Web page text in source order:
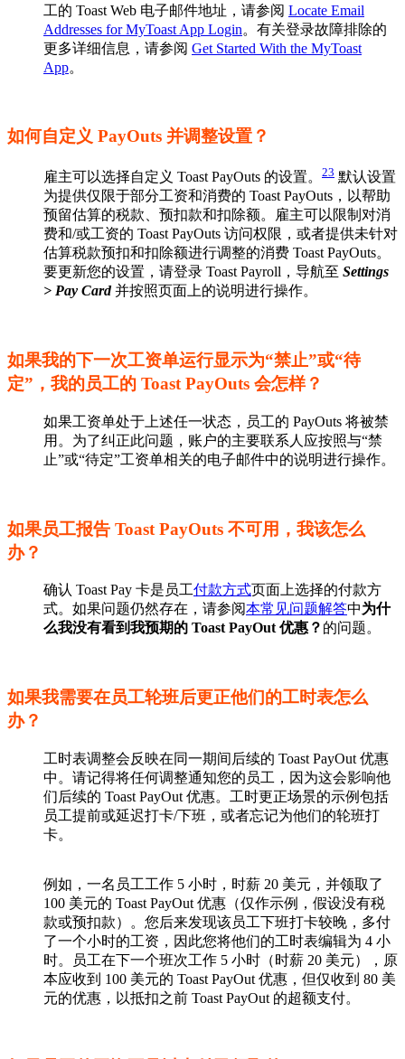
工的 Toast Web 电子邮件地址，请参阅 Locate Email
Addresses for MyToast App Login。有关登录故障排除的
更多详细信息，请参阅 Get Started With the MyToast
App。
如何自定义 PayOuts 并调整设置？
雇主可以选择自定义 Toast PayOuts 的设置。 23 默认设置
为提供仅限于部分工资和消费的 Toast PayOuts，以帮助
预留估算的税款、预扣款和扣除额。雇主可以限制对消
费和/或工资的 Toast PayOuts 访问权限，或者提供未针对
估算税款预扣和扣除额进行调整的消费 Toast PayOuts。
要更新您的设置，请登录 Toast Payroll，导航至 Settings
> Pay Card并按照页面上的说明进行操作。
如果我的下一次工资单运行显示为“禁止”或“待
定”，我的员工的 Toast PayOuts 会怎样？
如果工资单处于上述任一状态，员工的 PayOuts 将被禁
用。为了纠正此问题，账户的主要联系人应按照与“禁
止”或“待定”工资单相关的电子邮件中的说明进行操作。
如果员工报告 Toast PayOuts 不可用，我该怎么
办？
确认 Toast Pay 卡是员工付款方式页面上选择的付款方
式。如果问题仍然存在，请参阅本常见问题解答中为什
么我没有看到我预期的 Toast PayOut 优惠？ 的问题。
如果我需要在员工轮班后更正他们的工时表怎么
办？
工时表调整会反映在同一期间后续的 Toast PayOut 优惠
中。请记得将任何调整通知您的员工，因为这会影响他
们后续的 Toast PayOut 优惠。工时更正场景的示例包括
员工提前或延迟打卡/下班，或者忘记为他们的轮班打
卡。
例如，一名员工工作 5 小时，时薪 20 美元，并领取了
100 美元的 Toast PayOut 优惠（仅作示例，假设没有税
款或预扣款）。您后来发现该员工下班打卡较晚，多付
了一个小时的工资，因此您将他们的工时表编辑为 4 小
时。员工在下一个班次工作 5 小时（时薪 20 美元），原
本应收到 100 美元的 Toast PayOut 优惠，但仅收到 80 美
元的优惠，以抵扣之前 Toast PayOut 的超额支付。